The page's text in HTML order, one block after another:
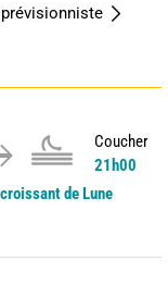
Coucher
21h00
de Lune